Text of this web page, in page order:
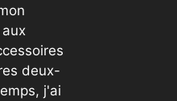
deux-
j'ai